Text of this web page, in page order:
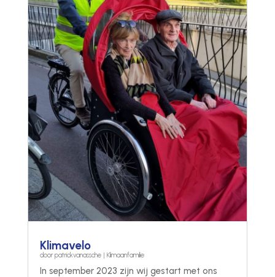
Klimavelo
door patrickvanassche| Klimaanfamilie
In september 2023 zijn wij gestart met ons